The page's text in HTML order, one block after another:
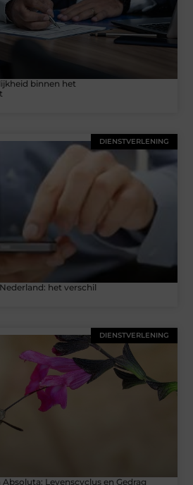
binnen het
DIENSTVERLENING
het verschil
DIENSTVERLENING
Levenscyclus en Gedrag